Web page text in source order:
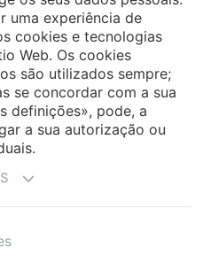
uma experiência de
cookies e tecnologias
Web. Os cookies
são utilizados sempre;
se concordar com a sua
definições», pode, a
a sua autorização ou